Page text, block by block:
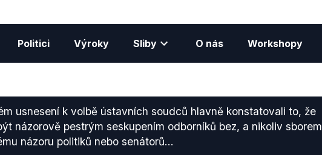
Politici Výroky Sliby O nás Workshopy
usnesení k volbě ústavních soudců hlavně konstatovali to, že
názorově pestrým seskupením odborníků bez, a nikoliv sborem
názoru politiků nebo senátorů...